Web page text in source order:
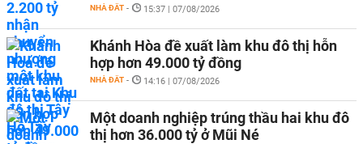
NHÀ ĐẤT - 15:37 | 07/08/2026
Khánh Hòa đề xuất làm khu đô thị hỗn
hợp hơn 49.000 tỷ đồng
NHÀ ĐẤT - 14:16 | 07/08/2026
Một doanh nghiệp trúng thầu hai khu đô
thị hơn 36.000 tỷ ở Mũi Né